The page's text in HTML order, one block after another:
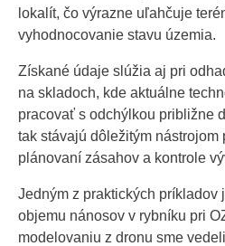
lokalít, čo výrazne uľahčuje
vyhodnocovanie stavu územia.
Získané údaje slúžia aj pri
na skladoch, kde aktuálne
pracovať s odchýlkou približne
tak stávajú dôležitým nástrojom
plánovaní zásahov a kontrole
Jedným z praktických príkladov
objemu nánosov v rybníku pri
modelovaniu z dronu sme